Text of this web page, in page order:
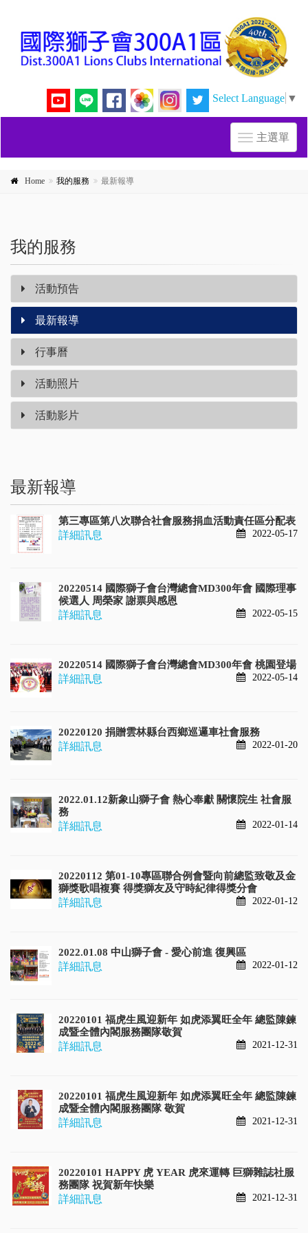
Select Language ▼
主選單
Toggle
navigation
Home 我的服務 最新報導
我的服務
活動預告
最新報導
行事曆
活動照片
活動影片
最新報導
第三專區第八次聯合社會服務捐血活動責任區分配表
2022-05-17
詳細訊息
20220514 國際獅子會台灣總會MD300年會 國際理事
候選人 周榮家 謝票與感恩
2022-05-15
詳細訊息
20220514 國際獅子會台灣總會MD300年會 桃園登場
2022-05-14
詳細訊息
20220120 捐贈雲林縣台西鄉巡邏車社會服務
2022-01-20
詳細訊息
2022.01.12新象山獅子會 熱心奉獻 關懷院生 社會服
務
2022-01-14
詳細訊息
20220112 第01-10專區聯合例會暨向前總監致敬及金
獅獎歌唱複賽 得獎獅友及守時紀律得獎分會
2022-01-12
詳細訊息
2022.01.08 中山獅子會 - 愛心前進 復興區
2022-01-12
詳細訊息
20220101 福虎生風迎新年 如虎添翼旺全年 總監陳鍊
成暨全體內閣服務團隊敬賀
2021-12-31
詳細訊息
20220101 福虎生風迎新年 如虎添翼旺全年 總監陳鍊
成暨全體內閣服務團隊 敬賀
2021-12-31
詳細訊息
20220101 HAPPY 虎 YEAR 虎來運轉 巨獅雜誌社服
務團隊 祝賀新年快樂
2021-12-31
詳細訊息